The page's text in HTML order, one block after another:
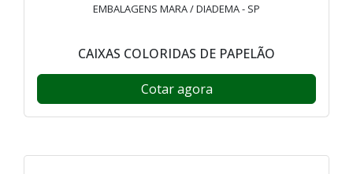
EMBALAGENS MARA / DIADEMA - SP
CAIXAS COLORIDAS DE PAPELÃO
Cotar agora